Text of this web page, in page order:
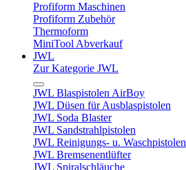
Profiform Maschinen
Profiform Zubehör
Thermoform
MiniTool Abverkauf
JWL
Zur Kategorie JWL
JWL Blaspistolen AirBoy
JWL Düsen für Ausblaspistolen
JWL Soda Blaster
JWL Sandstrahlpistolen
JWL Reinigungs- u. Waschpistolen
JWL Bremsenentlüfter
JWL Spiralschläuche